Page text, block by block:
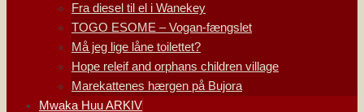
Fra diesel til el i Wanekey
TOGO ESOME – Vogan-fængslet
Må jeg lige låne toilettet?
Hope releif and orphans children village
Marekattenes hærgen på Bujora
Mwaka Huu ARKIV